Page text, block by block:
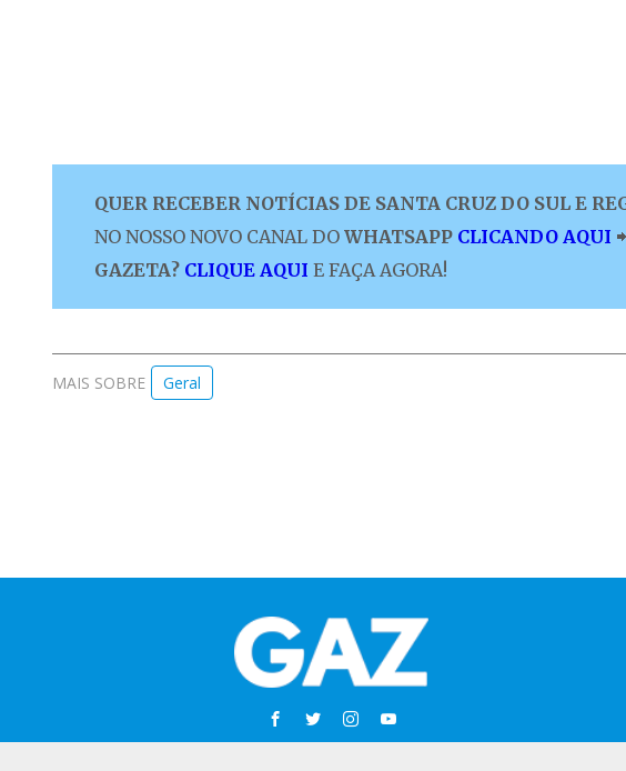
QUER RECEBER NOTÍCIAS DE SANTA CRUZ DO SUL E
NO NOSSO NOVO CANAL DO WHATSAPP CLICANDO AQUI
GAZETA? CLIQUE AQUI E FAÇA AGORA!
MAIS SOBRE Geral